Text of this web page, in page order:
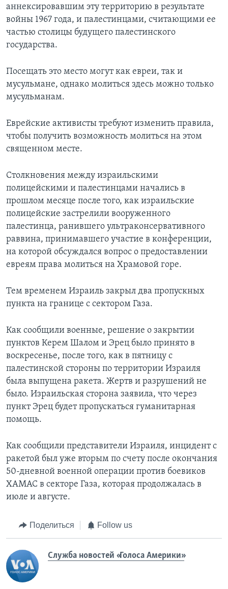
аннексировавшим эту территорию в результате
войны 1967 года, и палестинцами, считающими ее
частью столицы будущего палестинского
государства.
Посещать это место могут как евреи, так и
мусульмане, однако молиться здесь можно только
мусульманам.
Еврейские активисты требуют изменить правила,
чтобы получить возможность молиться на этом
священном месте.
Столкновения между израильскими
полицейскими и палестинцами начались в
прошлом месяце после того, как израильские
полицейские застрелили вооруженного
палестинца, ранившего ультраконсервативного
раввина, принимавшего участие в конференции,
на которой обсуждался вопрос о предоставлении
евреям права молиться на Храмовой горе.
Тем временем Израиль закрыл два пропускных
пункта на границе с сектором Газа.
Как сообщили военные, решение о закрытии
пунктов Керем Шалом и Эрец было принято в
воскресенье, после того, как в пятницу с
палестинской стороны по территории Израиля
была выпущена ракета. Жертв и разрушений не
было. Израильская сторона заявила, что через
пункт Эрец будет пропускаться гуманитарная
помощь.
Как сообщили представители Израиля, инцидент с
ракетой был уже вторым по счету после окончания
50-дневной военной операции против боевиков
ХАМАС в секторе Газа, которая продолжалась в
июле и августе.
Поделиться Follow us
Служба новостей «Голоса Америки»